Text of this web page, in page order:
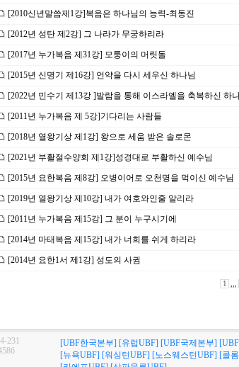
[2010신년말씀제1강]복음은 하나님의 능력-최동진
[2012년 성탄 제2강] 그 나라가 무궁하리라
[2017년 누가복음 제31강] 모퉁이의 머릿돌
[2015년 신명기 제16강] 언약을 다시 세우신 하나님
[2022년 민수기 제13강 ]발람을 통해 이스라엘을 축복하신 하
[2011년 누가복음 제 5강]기다리는 사람들
[2018년 열왕기상 제1강] 왕으로 세움 받은 솔로몬
[2021년 부활절수양회 제1강]성경대로 부활하신 예수님
[2015년 요한복음 제8강] 오병이어로 오천명을 먹이신 예수님
[2019년 열왕기상 제10강] 내가 여호와인줄 알리라
[2011년 누가복음 제15강] 그 분이 누구시기에
[2014년 마태복음 제15강] 내가 너희를 쉬게 하리라
[2014년 요한1서 제1강] 성도의 사귐
1 ,,,
231
[UBF한국본부] [유럽UBF] [UBF국제본부]
[뉴욕UBF] [워싱턴UBF] [노스웨스턴UBF] [콜